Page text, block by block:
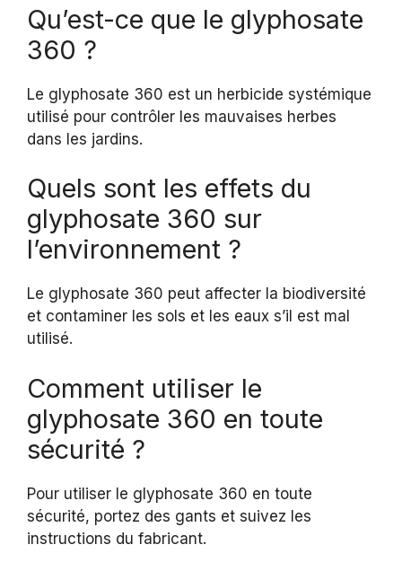
Qu’est-ce que le glyphosate
360 ?
Le glyphosate 360 est un herbicide systémique
utilisé pour contrôler les mauvaises herbes
dans les jardins.
Quels sont les effets du
glyphosate 360 sur
l’environnement ?
Le glyphosate 360 peut affecter la biodiversité
et contaminer les sols et les eaux s’il est mal
utilisé.
Comment utiliser le
glyphosate 360 en toute
sécurité ?
Pour utiliser le glyphosate 360 en toute
sécurité, portez des gants et suivez les
instructions du fabricant.